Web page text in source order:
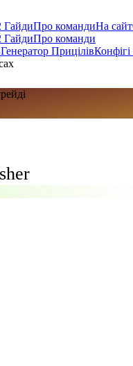
ГайдиПро командиНа сайт
ГайдиПро команди
Генератор ПрицілівКонфігі